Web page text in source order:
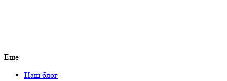
Еще
Наш блог